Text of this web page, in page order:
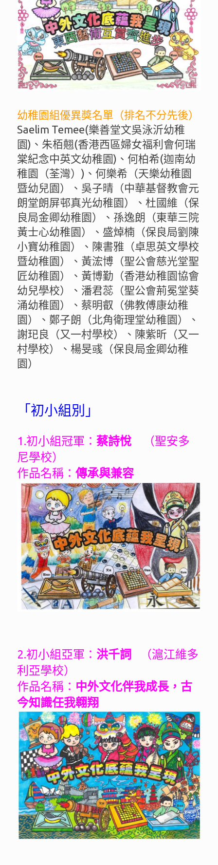
幼稚園組優異獎名單（排名不分先後）
Saelim Temee(樂善堂文吳泳沂幼稚
園)、朱栢翹(香港西區婦女福利會何瑞
棠紀念中英文幼稚園)、何柏希(迦南幼
稚園（荃灣）)、何樂希（天樂幼稚園
暨幼兒園）、吳子晴（中華基督教會元
朗堂朗屏邨真光幼稚園）、杜國維（保
良局金卿幼稚園）、孫逸朗（東華三院
黃士心幼稚園）、盛焯楠（保良局劉陳
小寶幼稚園）、陳書雅（卓思英文學校
暨幼稚園）、黃浤博（聖公會慈光堂聖
匠幼稚園）、黃博勤（香港幼稚園協會
幼兒學校）、潘君蕊（聖公會荊冕堂葵
涌幼稚園）、蔡明叡（佛教傅康幼稚
園）、鄭子朗（北角衛理堂幼稚園）、
謝𤣱良（又一村學校）、陳紫昕（又一
村學校）、楊旻彧（保良局金卿幼稚
園）
「初小組別」
1.初小組冠軍： 蔡詩悅 （聖安多
尼學校）
作品名稱： 傳承與兼容
2.初小組亞軍： 洪千詞
（滬江維多
利亞學校）
作品名稱： 中外文化伴我成長，古
今知識任我翱翔